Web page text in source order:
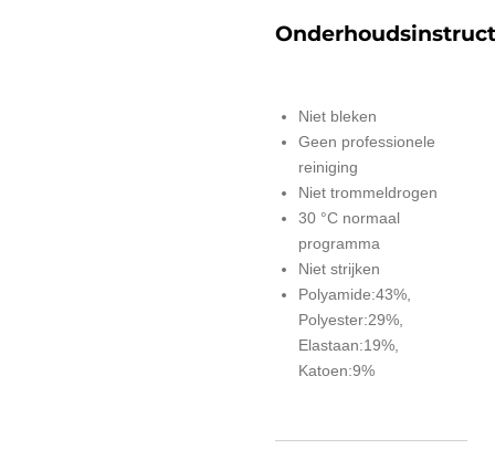
Niet bleken
Geen professionele
reiniging
Niet trommeldrogen
30 °C normaal
programma
Niet strijken
Polyamide:43%,
Polyester:29%,
Elastaan:19%,
Katoen:9%